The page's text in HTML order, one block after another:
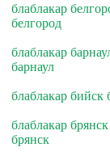
блаблакар
белгород
блаблакар
барнаул
блаблакар бийск
блаблакар
брянск